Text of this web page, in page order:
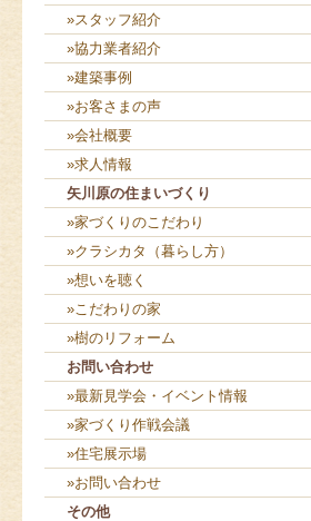
»スタッフ紹介
»協力業者紹介
»建築事例
»お客さまの声
»会社概要
»求人情報
矢川原の住まいづくり
»家づくりのこだわり
»クラシカタ（暮らし方）
»想いを聴く
»こだわりの家
»樹のリフォーム
お問い合わせ
»最新見学会・イベント情報
»家づくり作戦会議
»住宅展示場
»お問い合わせ
その他